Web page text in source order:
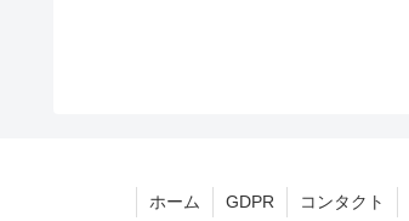
ホーム GDPR コンタクト